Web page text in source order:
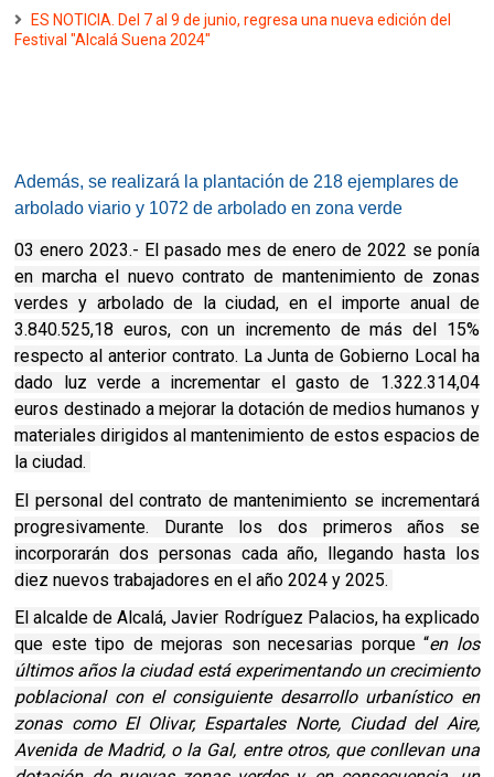
ES NOTICIA. Del 7 al 9 de junio, regresa una nueva edición del
Festival "Alcalá Suena 2024"
Además, se realizará la plantación de 218 ejemplares de
arbolado viario y 1072 de arbolado en zona verde
03 enero 2023.- El pasado mes de enero de 2022 se ponía
en marcha el nuevo contrato de mantenimiento de zonas
verdes y arbolado de la ciudad, en el importe anual de
3.840.525,18 euros, con un incremento de más del 15%
respecto al anterior contrato. La Junta de Gobierno Local ha
dado luz verde a incrementar el gasto de 1.322.314,04
euros destinado a mejorar la dotación de medios humanos y
materiales dirigidos al mantenimiento de estos espacios de
la ciudad.
El personal del contrato de mantenimiento se incrementará
progresivamente. Durante los dos primeros años se
incorporarán dos personas cada año, llegando hasta los
diez nuevos trabajadores en el año 2024 y 2025.
El alcalde de Alcalá, Javier Rodríguez Palacios, ha explicado
que este tipo de mejoras son necesarias porque “en los
últimos años la ciudad está experimentando un crecimiento
poblacional con el consiguiente desarrollo urbanístico en
zonas como El Olivar, Espartales Norte, Ciudad del Aire,
Avenida de Madrid, o la Gal, entre otros, que conllevan una